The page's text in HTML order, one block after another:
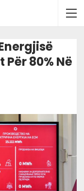
Për 80% Në